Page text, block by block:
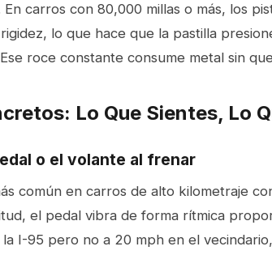
carros con 80,000 millas o más, los
lo que hace que la pastilla
roce constante consume metal sin
Lo Que Sientes, Lo
o el volante al frenar
común en carros de alto kilometraje
el pedal vibra de forma rítmica
I-95 pero no a 20 mph en el